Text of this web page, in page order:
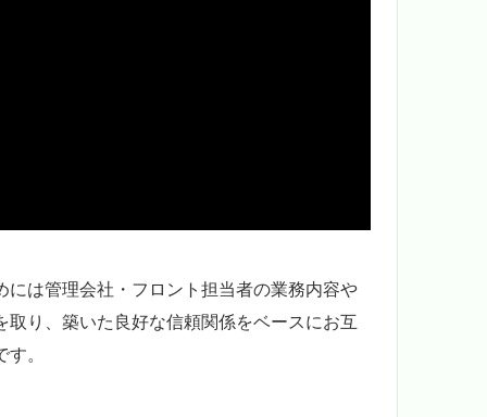
は管理会社・フロント担当者の業務内容や
り、築いた良好な信頼関係をベースにお互
。